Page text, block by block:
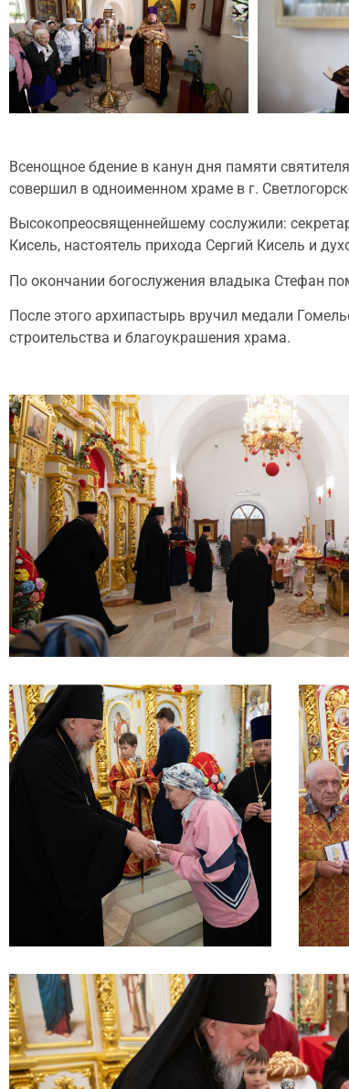
Всенощное бдение в канун дня памяти
совершил в одноименном храме в г.
Высокопреосвященнейшему сослужили:
Кисель, настоятель прихода Сергий Кисель и
По окончании богослужения владыка Стефан
После этого архипастырь вручил медали
строительства и благоукрашения храма.